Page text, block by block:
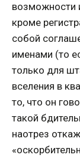
возможности
кроме
собой
именами (то
только для
вселения в
то, что он
такой
наотрез